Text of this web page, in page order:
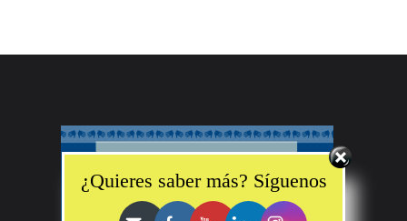
¿Quieres saber más? Síguenos
Set Youtube Channel ID